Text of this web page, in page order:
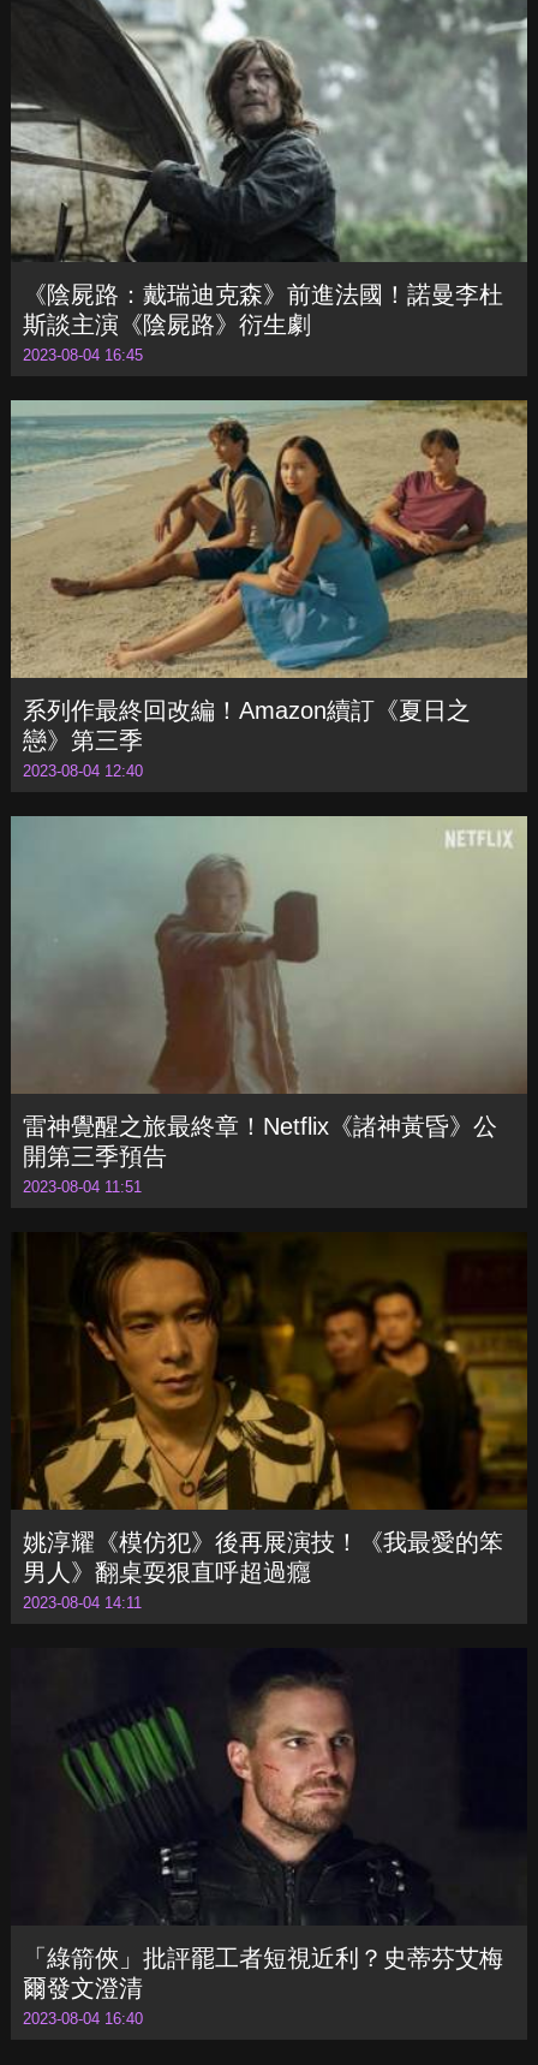
《陰屍路：戴瑞迪克森》前進法國！諾曼李杜
斯談主演《陰屍路》衍生劇
2023-08-04 16:45
系列作最終回改編！Amazon續訂《夏日之
戀》第三季
2023-08-04 12:40
雷神覺醒之旅最終章！Netflix《諸神黃昏》公
開第三季預告
姚淳耀《模仿犯》後再展演技！《我最愛的笨
男人》翻桌耍狠直呼超過癮
2023-08-04 14:11
「綠箭俠」批評罷工者短視近利？史蒂芬艾梅
« 65 66 67 68 69 70 »